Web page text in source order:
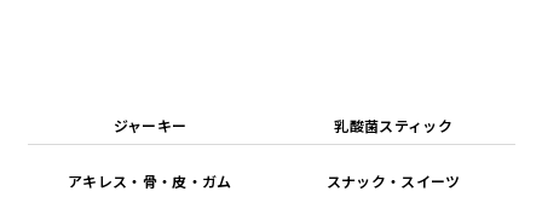
ジャーキー 乳酸菌スティック
アキレス・骨・皮・ガム スナック・スイーツ